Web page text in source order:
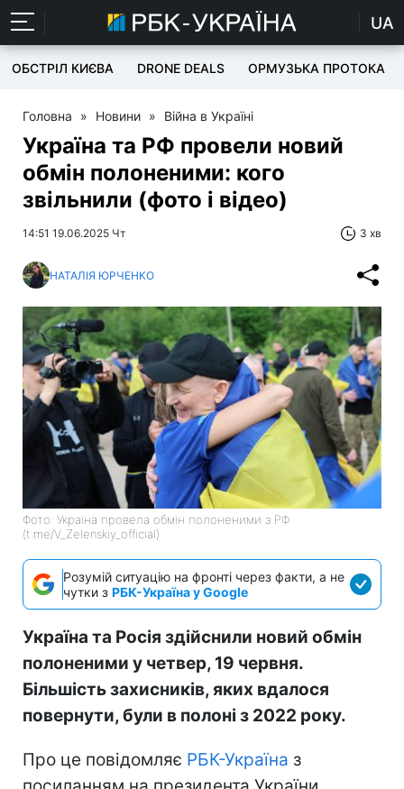
UA
ОБСТРІЛ КИЄВА DRONE DEALS ОРМУЗЬКА ПРОТОКА
Головна » Новини » Війна в Україні
Україна та РФ провели новий
обмін полоненими: кого
звільнили (фото і відео)
14:51 19.06.2025 Чт 3 хв
НАТАЛІЯ ЮРЧЕНКО
Фото: Україна провела обмін полоненими з РФ
(t.me/V_Zelenskiy_official)
Розумій ситуацію на фронті через факти, а не
чутки з РБК-Україна у Google
Україна та Росія здійснили новий обмін
полоненими у четвер, 19 червня.
Більшість захисників, яких вдалося
повернути, були в полоні з 2022 року.
Про це повідомляє РБК-Україна з